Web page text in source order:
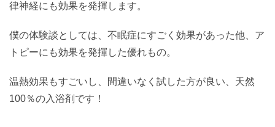
律神経にも効果を発揮します。
僕の体験談としては、不眠症にすごく効果があった他、ア
トピーにも効果を発揮した優れもの。
温熱効果もすごいし、間違いなく試した方が良い、天然
100％の入浴剤です！